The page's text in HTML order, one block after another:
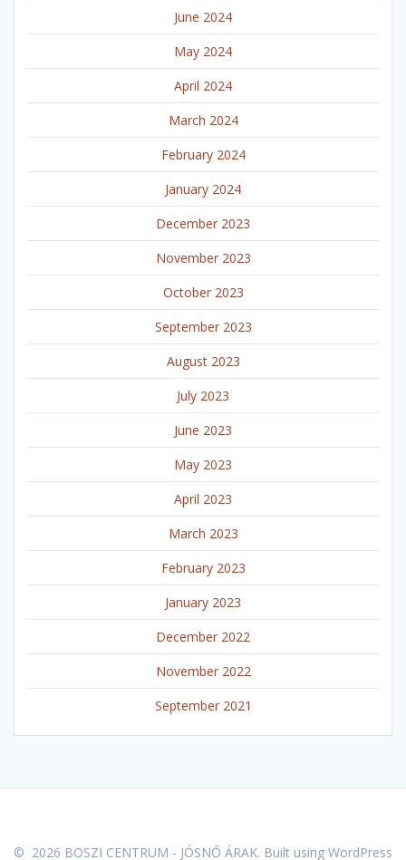
June 2024
May 2024
April 2024
March 2024
February 2024
January 2024
December 2023
November 2023
October 2023
September 2023
August 2023
July 2023
June 2023
May 2023
April 2023
March 2023
February 2023
January 2023
December 2022
November 2022
September 2021
© 2026 BOSZI CENTRUM - JÓSNŐ ÁRAK. Built using WordPress